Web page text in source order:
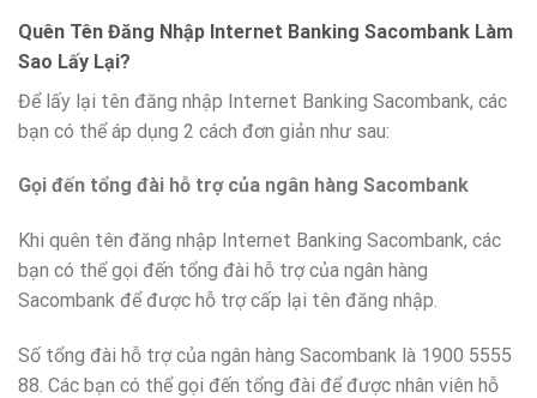
Quên Tên Đăng Nhập Internet Banking Sacombank Làm
Sao Lấy Lại?
Để lấy lại tên đăng nhập Internet Banking Sacombank, các
bạn có thể áp dụng 2 cách đơn giản như sau:
Gọi đến tổng đài hỗ trợ của ngân hàng Sacombank
Khi quên tên đăng nhập Internet Banking Sacombank, các
bạn có thể gọi đến tổng đài hỗ trợ của ngân hàng
Sacombank để được hỗ trợ cấp lại tên đăng nhập.
Số tổng đài hỗ trợ của ngân hàng Sacombank là 1900 5555
88. Các bạn có thể gọi đến tổng đài để được nhân viên hỗ